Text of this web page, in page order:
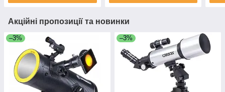
Акційні пропозиції та новинки
–3% –3%